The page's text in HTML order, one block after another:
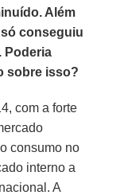
Além
conseguiu
Poderia
sobre isso?
com a forte
consumo no
interno a
A